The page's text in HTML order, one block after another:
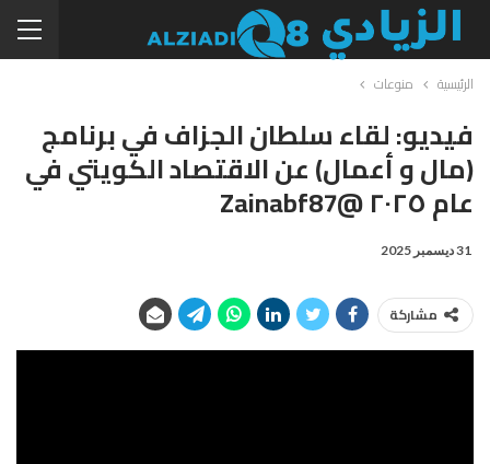
الرئيسية منوعات
فيديو: لقاء سلطان الجزاف في برنامج
(مال و أعمال) عن الاقتصاد الكويتي في
عام ٢٠٢٥ @zainabf87
31 ديسمبر 2025
مشاركة